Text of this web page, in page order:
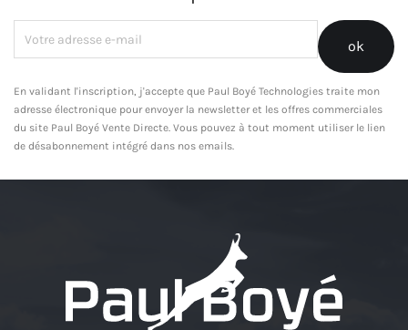
En validant l'inscription, j'accepte que Paul Boyé Technologies traite mon
adresse électronique pour envoyer la newsletter et les offres commerciales
du site Paul Boyé Vente Directe. Vous pouvez à tout moment utiliser le lien
de désabonnement intégré dans nos emails.